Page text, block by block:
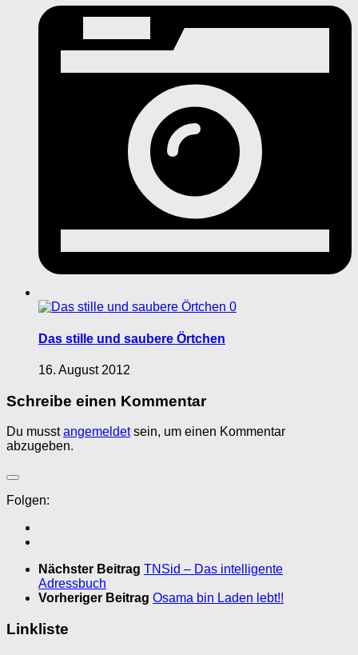
0
Das stille und saubere Örtchen
16. August 2012
Schreibe einen Kommentar
Du musstangemeldetsein, um einen Kommentar
abzugeben.
Folgen:
Nächster Beitrag TNSid – Das intelligente
Adressbuch
Vorheriger Beitrag Osama bin Laden lebt!!
Linkliste